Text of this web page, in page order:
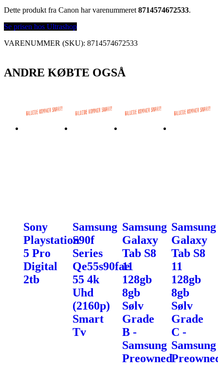
Dette produkt fra Canon har varenummeret 8714574672533.
Se prisen hos Ultrashop
VARENUMMER (SKU): 8714574672533
ANDRE KØBTE OGSÅ
Sony
Playstation
5 Pro
Digital
2tb
Samsung
S90f
Series
Qe55s90fae
55 4k
Uhd
(2160p)
Smart
Tv
Samsung
Galaxy
Tab S8
11
128gb
8gb
Sølv
Grade
B -
Samsung
Preowned
Samsung
Galaxy
Tab S8
11
128gb
8gb
Sølv
Grade
C -
Samsung